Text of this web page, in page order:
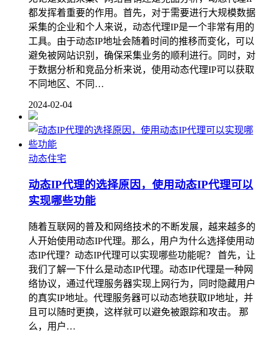
都发挥着重要的作用。首先，对于需要进行大规模数据
采集的企业和个人来说，动态代理IP是一个非常有用的
工具。由于动态IP地址会随着时间的推移而变化，可以
避免被网站识别，确保采集业务的顺利进行。同时，对
于数据分析和竞品分析来说，使用动态代理IP可以获取
不同地区、不同…
2024-02-04
动态住宅
动态IP代理的选择原因，使用动态IP代理可以
实现哪些功能
随着互联网的普及和网络技术的不断发展，越来越多的
人开始使用动态IP代理。那么，用户为什么选择使用动
态IP代理？动态IP代理可以实现哪些功能呢？ 首先，让
我们了解一下什么是动态IP代理。动态IP代理是一种网
络协议，通过代理服务器实现上网行为，同时隐藏用户
的真实IP地址。代理服务器可以动态地获取IP地址，并
且可以随时更换，这样就可以避免被跟踪和攻击。 那
么，用户…